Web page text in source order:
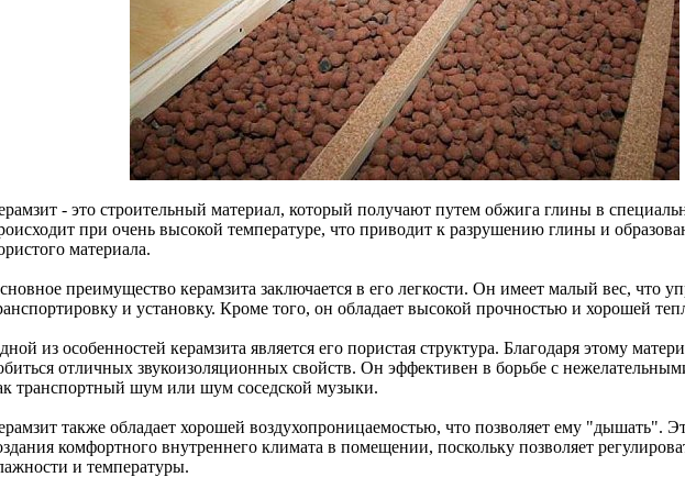
- это строительный материал, который получают путем обжига глины в
при очень высокой температуре, что приводит к разрушению глины и
материала.
преимущество керамзита заключается в его легкости. Он имеет малый вес, что
и установку. Кроме того, он обладает высокой прочностью и хорошей
из особенностей керамзита является его пористая структура. Благодаря этому
отличных звукоизоляционных свойств. Он эффективен в борьбе с
транспортный шум или шум соседской музыки.
также обладает хорошей воздухопроницаемостью, что позволяет ему "дышать".
комфортного внутреннего климата в помещении, поскольку позволяет
и температуры.